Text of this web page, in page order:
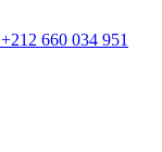
+212 660 034 951